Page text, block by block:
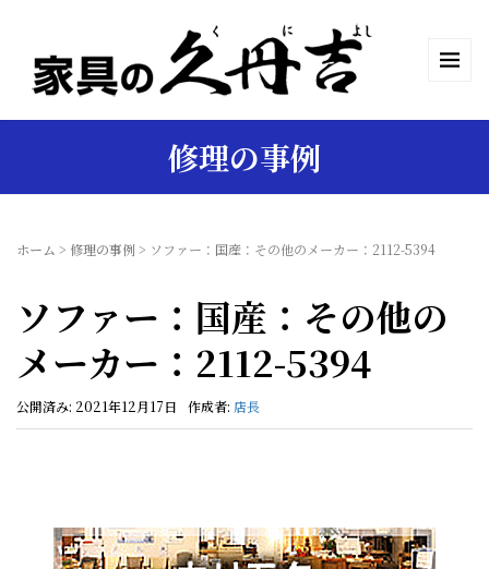
修理の事例
ホーム > 修理の事例 > ソファー：国産：その他のメーカー：2112-5394
ソファー：国産：その他の
メーカー：2112-5394
公開済み: 2021年12月17日 作成者: 店長